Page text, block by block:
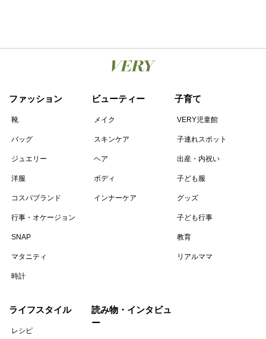
ファッション
靴
バッグ
ジュエリー
洋服
コスパブランド
行事・オケージョン
SNAP
マタニティ
時計
ビューティー
メイク
スキンケア
ヘア
ボディ
インナーケア
子育て
VERY児童館
子連れスポット
出産・内祝い
子ども服
グッズ
子ども行事
教育
リアルママ
ライフスタイル
レシピ
読み物・インタビュ
ー